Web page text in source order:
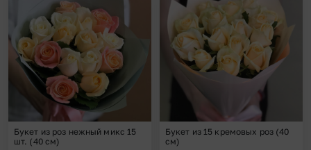
Добавить в избранное
Букет из роз нежный микс 15
шт. (40 см)
Букет из 15 кремовых роз (40
см)